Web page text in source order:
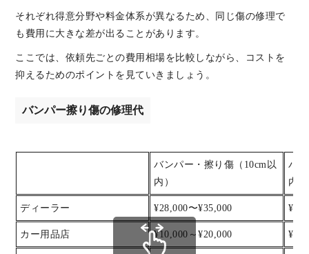
それぞれ得意分野や料金体系が異なるため、同じ傷の修理で
も費用に大きな差が出ることがあります。
ここでは、依頼先ごとの費用相場を比較しながら、コストを
抑えるためのポイントを見ていきましょう。
バンパー擦り傷の修理代
バンパー・擦り傷（10cm以
内）
バ
内）
ディーラー ¥28,000〜¥35,000
カー用品店 ¥10,000～¥20,000